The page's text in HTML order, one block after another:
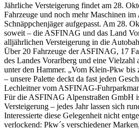
Jährliche Versteigerung findet am 28.
Fahrzeuge und noch mehr Maschinen im
Schnäppchenjäger aufgepasst. Am 28.
soweit – die ASFINAG und das Land
alljährlichen Versteigerung in die
Über 20 Fahrzeuge der ASFINAG, 17
des Landes Vorarlberg und eine Vielzahl
unter den Hammer. „Vom Klein-Pkw bis
– unsere Palette deckt da fast jeden
Lechleitner vom ASFINAG-
Für die ASFINAG Alpenstraßen GmbH
Versteigerung – jedes Jahr lassen sich
Interessierte diese Gelegenheit nicht
verlockend: Pkw´s verschiedener